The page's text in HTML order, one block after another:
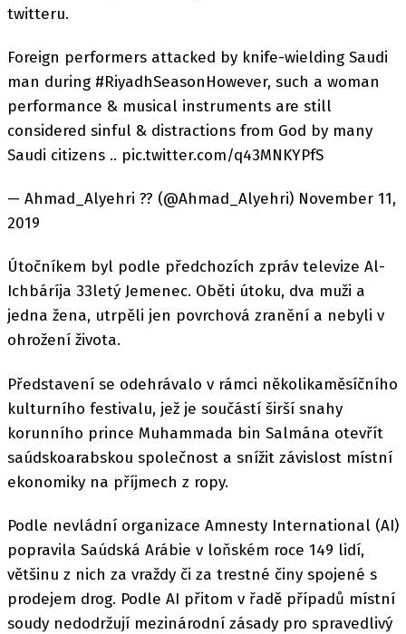
twitteru.
Foreign performers attacked by knife-wielding Saudi
man during #RiyadhSeasonHowever, such a woman
performance & musical instruments are still
considered sinful & distractions from God by many
Saudi citizens .. pic.twitter.com/q43MNKYPfS
— Ahmad_Alyehri ?? (@Ahmad_Alyehri) November 11,
2019
Útočníkem byl podle předchozích zpráv televize Al-
Ichbáríja 33letý Jemenec. Oběti útoku, dva muži a
jedna žena, utrpěli jen povrchová zranění a nebyli v
ohrožení života.
Představení se odehrávalo v rámci několikaměsíčního
kulturního festivalu, jež je součástí širší snahy
korunního prince Muhammada bin Salmána otevřít
saúdskoarabskou společnost a snížit závislost místní
ekonomiky na příjmech z ropy.
Podle nevládní organizace Amnesty International (AI)
popravila Saúdská Arábie v loňském roce 149 lidí,
většinu z nich za vraždy či za trestné činy spojené s
prodejem drog. Podle AI přitom v řadě případů místní
soudy nedodržují mezinárodní zásady pro spravedlivý